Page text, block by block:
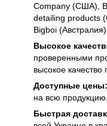
Company (США),
detailing products
Bigboi (Австралия).
Высокое
проверенными
высокое качество
Доступные цены:
на всю продукцию.
Быстрая